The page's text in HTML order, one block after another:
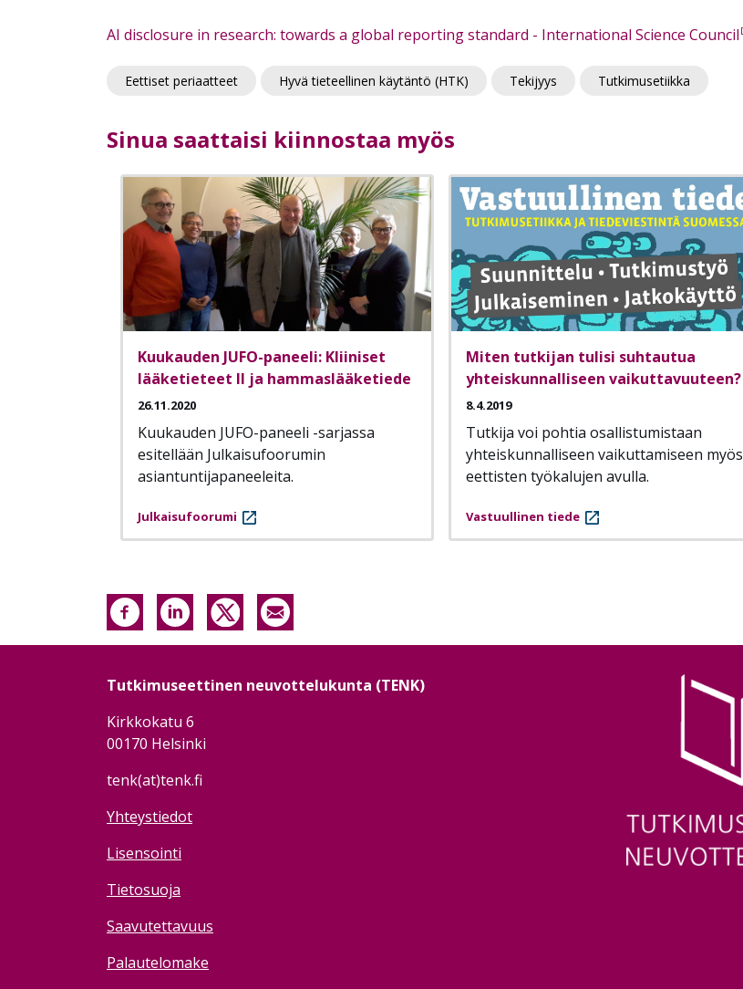
AI disclosure in research: towards a global reporting standard - International Science Council
Eettiset periaatteet Hyvä tieteellinen käytäntö (HTK) Tekijyys Tutkimusetiikka
Sinua saattaisi kiinnostaa myös
Kuukauden JUFO-paneeli: Kliiniset
lääketieteet II ja hammaslääketiede
26.11.2020
Kuukauden JUFO-paneeli -sarjassa
esitellään Julkaisufoorumin
asiantuntijapaneeleita.
Julkaisufoorumi
Miten tutkijan tulisi suhtautua
yhteiskunnalliseen vaikuttavuuteen?
8.4.2019
Tutkija voi pohtia osallistumistaan
yhteiskunnalliseen vaikuttamiseen myös
eettisten työkalujen avulla.
Vastuullinen tiede
Tutkimuseettinen neuvottelukunta (TENK)
Kirkkokatu 6
00170 Helsinki
tenk(at)tenk.fi
Yhteystiedot
Lisensointi
Tietosuoja
Saavutettavuus
Palautelomake